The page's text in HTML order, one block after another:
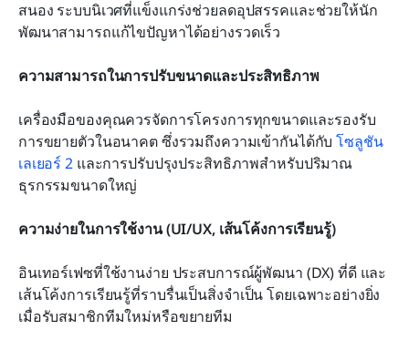
สนอง ระบบนิเวศที่แข็งแกร่งช่วยลดอุปสรรคและช่วยให้นัก
พัฒนาสามารถแก้ไขปัญหาได้อย่างรวดเร็ว
ความสามารถในการปรับขนาดและประสิทธิภาพ
เครื่องมือของคุณควรจัดการโครงการทุกขนาดและรองรับ
การขยายตัวในอนาคต ซึ่งรวมถึงความเข้ากันได้กับ โซลูชัน
เลเยอร์ 2 และการปรับปรุงประสิทธิภาพสำหรับปริมาณ
ธุรกรรมขนาดใหญ่
ความง่ายในการใช้งาน (UI/UX, เส้นโค้งการเรียนรู้)
อินเทอร์เฟซที่ใช้งานง่าย ประสบการณ์ผู้พัฒนา (DX) ที่ดี และ
เส้นโค้งการเรียนรู้ที่ราบรื่นเป็นสิ่งจำเป็น โดยเฉพาะอย่างยิ่ง
เมื่อรับสมาชิกทีมใหม่หรือขยายทีม